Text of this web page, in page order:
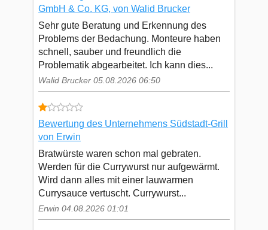
GmbH & Co. KG, von Walid Brucker
Sehr gute Beratung und Erkennung des
Problems der Bedachung. Monteure haben
schnell, sauber und freundlich die
Problematik abgearbeitet. Ich kann dies...
Walid Brucker 05.08.2026 06:50
Bewertung des Unternehmens Südstadt-Grill
von Erwin
Bratwürste waren schon mal gebraten.
Werden für die Currywurst nur aufgewärmt.
Wird dann alles mit einer lauwarmen
Currysauce vertuscht. Currywurst...
Erwin 04.08.2026 01:01